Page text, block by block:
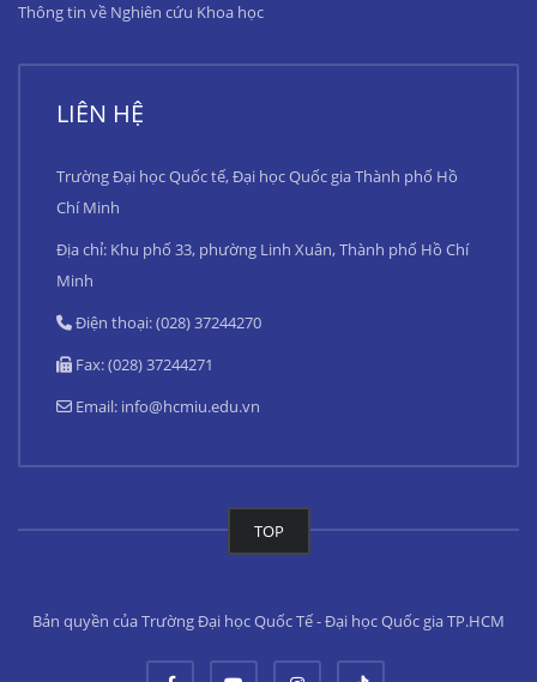
Thông tin về Nghiên cứu Khoa học
LIÊN HỆ
Trường Đại học Quốc tế, Đại học Quốc gia Thành phố Hồ
Chí Minh
Địa chỉ: Khu phố 33, phường Linh Xuân, Thành phố Hồ Chí
Minh
Điện thoại: (028) 37244270
Fax: (028) 37244271
Email: info@hcmiu.edu.vn
TOP
Bản quyền của Trường Đại học Quốc Tế - Đại học Quốc gia TP.HCM